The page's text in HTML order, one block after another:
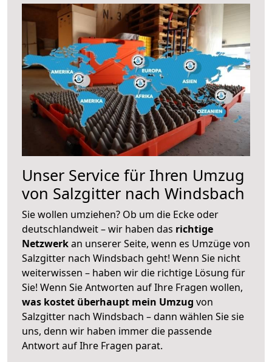
Unser Service für Ihren Umzug
von Salzgitter nach Windsbach
Sie wollen umziehen? Ob um die Ecke oder
deutschlandweit – wir haben das richtige
Netzwerkan unserer Seite, wenn es Umzüge von
Salzgitter nach Windsbach geht! Wenn Sie nicht
weiterwissen – haben wir die richtige Lösung für
Sie! Wenn Sie Antworten auf Ihre Fragen wollen,
was kostet überhaupt mein Umzug von
Salzgitter nach Windsbach – dann wählen Sie sie
uns, denn wir haben immer die passende
Antwort auf Ihre Fragen parat.